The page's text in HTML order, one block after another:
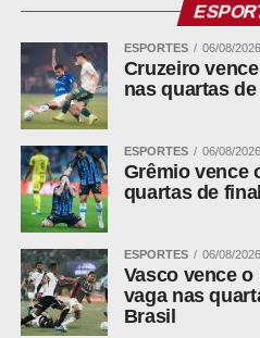
ESPORTES 06/08/2026
Cruzeiro
nas quartas
ESPORTES 06/08/2026
Grêmio vence
quartas de
ESPORTES 06/08/2026
Vasco vence
vaga nas
Brasil